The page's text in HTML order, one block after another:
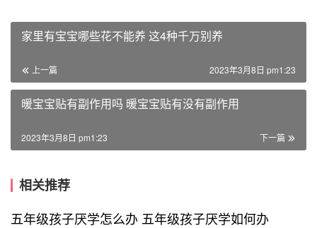
家里有宝宝哪些花不能养 这4种千万别养
上一篇 2023年3月8日 pm1:23
暖宝宝贴有副作用吗 暖宝宝贴有没有副作用
下一篇
2023年3月8日 pm1:23
相关推荐
五年级孩子厌学怎么办 五年级孩子厌学如何办